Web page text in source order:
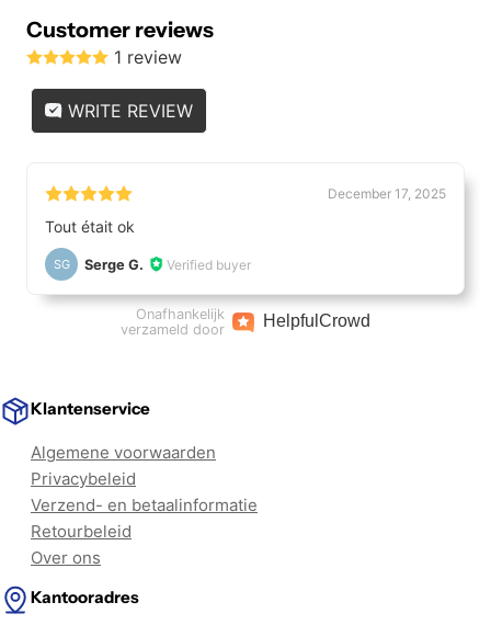
Customer reviews
1 review
WRITE REVIEW
December 17, 2025
Tout était ok
SG Serge G. Verified buyer
Onafhankelijk
verzameld door
Helpful Crowd
Klantenservice
Algemene voorwaarden
Privacybeleid
Verzend- en betaalinformatie
Retourbeleid
Over ons
Kantooradres